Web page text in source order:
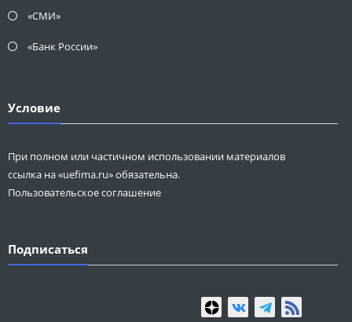
«СМИ»
«Банк России»
Условие
При полном или частичном использовании материалов
ссылка на «uefima.ru» обязательна.
Пользовательское соглашение
Подписаться